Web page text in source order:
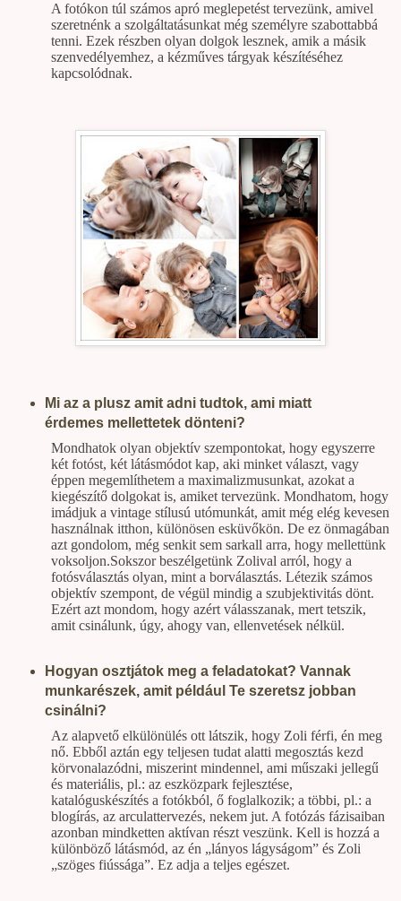
A fotókon túl számos apró meglepetést tervezünk, amivel
szeretnénk a szolgáltatásunkat még személyre szabottabbá
tenni. Ezek részben olyan dolgok lesznek, amik a másik
szenvedélyemhez, a kézműves tárgyak készítéséhez
kapcsolódnak.
Mi az a plusz amit adni tudtok, ami miatt
érdemes mellettetek dönteni?
Mondhatok olyan objektív szempontokat, hogy egyszerre
két fotóst, két látásmódot kap, aki minket választ, vagy
éppen megemlíthetem a maximalizmusunkat, azokat a
kiegészítő dolgokat is, amiket tervezünk. Mondhatom, hogy
imádjuk a vintage stílusú utómunkát, amit még elég kevesen
használnak itthon, különösen esküvőkön. De ez önmagában
azt gondolom, még senkit sem sarkall arra, hogy mellettünk
voksoljon.Sokszor beszélgetünk Zolival arról, hogy a
fotósválasztás olyan, mint a borválasztás. Létezik számos
objektív szempont, de végül mindig a szubjektivitás dönt.
Ezért azt mondom, hogy azért válasszanak, mert tetszik,
amit csinálunk, úgy, ahogy van, ellenvetések nélkül.
Hogyan osztjátok meg a feladatokat? Vannak
munkarészek, amit például Te szeretsz jobban
csinálni?
Az alapvető elkülönülés ott látszik, hogy Zoli férfi, én meg
nő. Ebből aztán egy teljesen tudat alatti megosztás kezd
körvonalazódni, miszerint mindennel, ami műszaki jellegű
és materiális, pl.: az eszközpark fejlesztése,
katalóguskészítés a fotókból, ő foglalkozik; a többi, pl.: a
blogírás, az arculattervezés, nekem jut. A fotózás fázisaiban
azonban mindketten aktívan részt veszünk. Kell is hozzá a
különböző látásmód, az én „lányos lágyságom” és Zoli
„szöges fiússága”. Ez adja a teljes egészet.